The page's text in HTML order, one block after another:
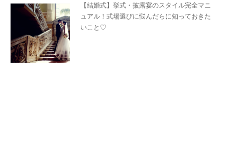
【結婚式】挙式・披露宴のスタイル完全マニ
ュアル！式場選びに悩んだらに知っておきた
いこと♡